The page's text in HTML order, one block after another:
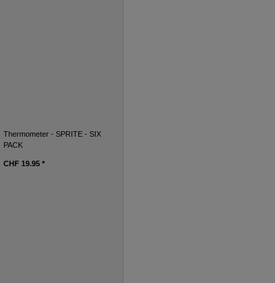
Thermometer - SPRITE - SIX
PACK
CHF 19.95 *